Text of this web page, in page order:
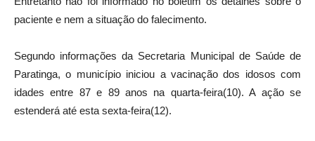
paciente e nem a situação do falecimento.
Segundo informações da Secretaria Municipal de Saúde de
Paratinga, o município iniciou a vacinação dos idosos com
idades entre 87 e 89 anos na quarta-feira(10). A ação se
estenderá até esta sexta-feira(12).